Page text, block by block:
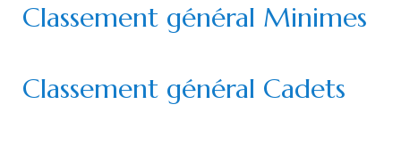
Classement général Minimes
Classement général Cadets